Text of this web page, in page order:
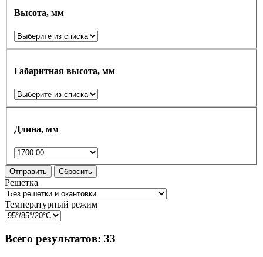
Высота, мм
Габаритная высота, мм
Длина, мм
Отправить Сбросить
Решетка
Температурный режим
Всего результатов: 33